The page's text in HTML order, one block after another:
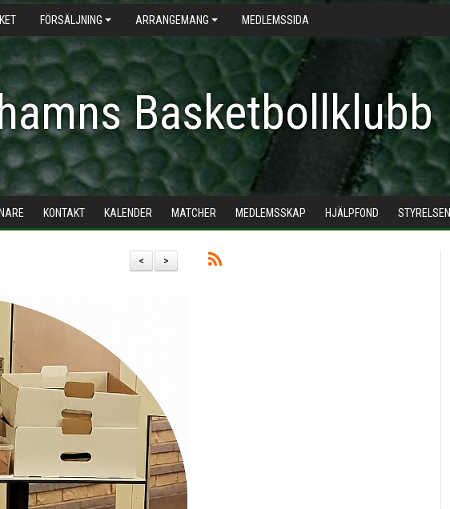
FÖRSÄLJNING ARRANGEMANG MEDLEMSSIDA
Basketbollklubb
KONTAKT KALENDER MATCHER MEDLEMSSKAP HJÄLPFOND STYRELSEN
>
<